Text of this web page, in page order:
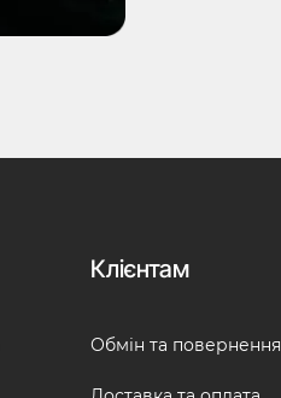
Клієнтам
Обмін та повернення